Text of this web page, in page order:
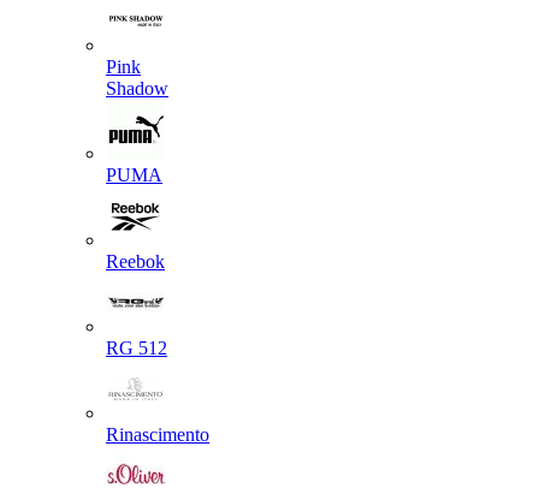
Pink
Shadow
PUMA
Reebok
RG 512
Rinascimento